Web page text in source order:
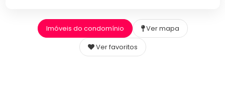
Imóveis do condomínio
Ver mapa
Ver favoritos